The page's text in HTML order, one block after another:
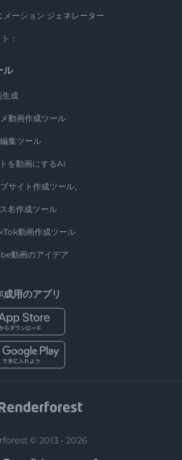
メーション ジェネレーター
：
ル
成
動画作成ツール
集ツール
を動画にするAI
サイト作成ツール。
名作成ツール
動画作成ツール
動画のアイデア
成用のアプリ
© 2013 - 2026